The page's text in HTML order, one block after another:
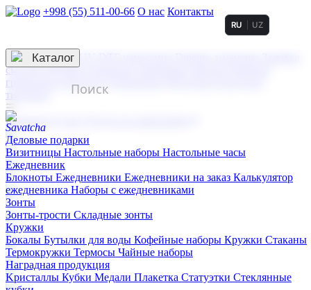
+998 (55) 511-00-66 О нас Контакты
3D гравировка
смолой (Doming)
гравировка твердая
тиснение
RU UZ
☰
Контакты
Каталог
Деловые подарки
Визитницы Настольные наборы Настольные часы
Ежедневник
Блокноты Ежедневники Ежедневники на заказ Калькулятор
ежедневника Наборы с ежедневниками
Зонты
Зонты-трости Складные зонты
Кружки
Бокалы Бутылки для воды Кофейные наборы Кружки Стаканы
Термокружки Термосы Чайные наборы
Наградная продукция
Kристаллы Кубки Медали Плакетка Статуэтки Стеклянные